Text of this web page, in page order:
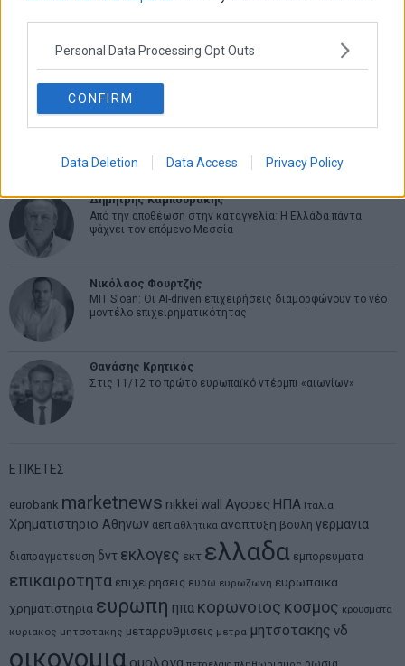
Personal Data Processing Opt Outs
CONFIRM
Data Deletion Data Access Privacy Policy
Η αληθινή παιδεία ξεκινά από την ψυχή…
Σταματίνα Σταματάκου
Η βία κατά των ζώων δεν αντέχει βολικές ερμηνείες
Δημήτρης Καμπουράκης
Από την αποθέωση στην καταγγελία: Η Ελλάδα πάντα
ψάχνει τον επόμενο Μεσσία
Νικόλαος Φουρτζής
MIT Sloan: Οι AI-driven επιχειρήσεις διαμορφώνουν το νέο
μοντέλο επιχειρηματικότητας
Θανάσης Κρητικός
Στις 11/12 το πρώτο ευρωπαϊκό ντέρμπι «αιωνίων»
ΕΤΙΚΕΤΕΣ
eurobank marketnews nikkei wall Αγορες ΗΠΑ Ιταλια
Χρηματιστηριο Αθηνων αεπ αθλητικα αναπτυξη βουλη γερμανια
διαπραγματευση δντ εκλογες εκτ ελλαδα εμπορευματα
επικαιροτητα επιχειρησεις ευρω ευρωζωνη ευρωπαικα
χρηματιστηρια ευρωπη ηπα κορωνοιος κοσμος κρουσματα
κυριακος μητσοτακης μεταρρυθμισεις μετρα μητσοτακης νδ
οικονομια